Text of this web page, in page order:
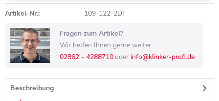
Artikel-Nr.: 109-122-2DF
Fragen zum Artikel?
Wir helfen Ihnen gerne weiter.
02862 - 4288710oder info@klinker-profi.de
Beschreibung